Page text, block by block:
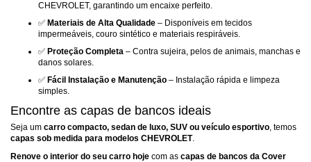
CHEVROLET, garantindo um encaixe perfeito.
✅ Materiais de Alta Qualidade – Disponíveis em tecidos
impermeáveis, couro sintético e materiais respiráveis.
✅ Proteção Completa – Contra sujeira, pelos de animais, manchas e
danos solares.
✅ Fácil Instalação e Manutenção – Instalação rápida e limpeza
simples.
Encontre as capas de bancos ideais
Seja um carro compacto, sedan de luxo, SUV ou veículo esportivo, temos
capas sob medida para modelos CHEVROLET.
Renove o interior do seu carro hoje com as capas de bancos da Cover